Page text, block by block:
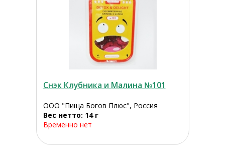
Снэк Клубника и Малина №101
ООО "Пища Богов Плюс", Россия
Вес нетто: 14 г
Временно нет